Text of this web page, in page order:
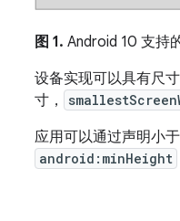
图 1. Android 10 支持
设备实现可以具有尺
寸，
应用可以通过声明小
android:minHeight